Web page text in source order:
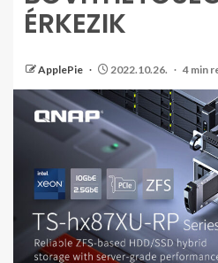
ÉRKEZIK
ApplePie 2022.10.26. 4 min